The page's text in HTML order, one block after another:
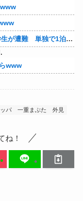
も連絡取れず 警察が9日以降捜索予定
www
パ 一重まぶた 外見
ね！